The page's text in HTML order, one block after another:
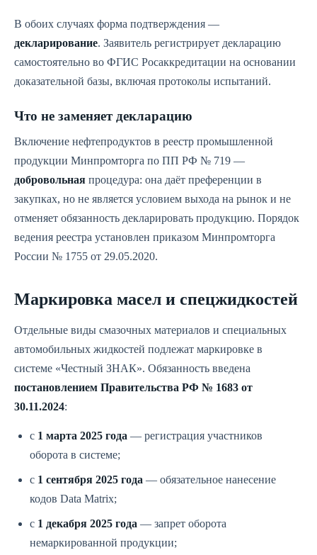
В обоих случаях форма подтверждения —
декларирование. Заявитель регистрирует декларацию
самостоятельно во ФГИС Росаккредитации на основании
доказательной базы, включая протоколы испытаний.
Что не заменяет декларацию
Включение нефтепродуктов в реестр промышленной
продукции Минпромторга по ПП РФ № 719 —
добровольная процедура: она даёт преференции в
закупках, но не является условием выхода на рынок и не
отменяет обязанность декларировать продукцию. Порядок
ведения реестра установлен приказом Минпромторга
России № 1755 от 29.05.2020.
Маркировка масел и спецжидкостей
Отдельные виды смазочных материалов и специальных
автомобильных жидкостей подлежат маркировке в
системе «Честный ЗНАК». Обязанность введена
постановлением Правительства РФ № 1683 от
30.11.2024:
с 1 марта 2025 года — регистрация участников
оборота в системе;
с 1 сентября 2025 года — обязательное нанесение
кодов Data Matrix;
с 1 декабря 2025 года — запрет оборота
немаркированной продукции;